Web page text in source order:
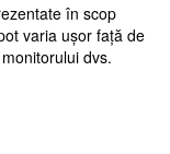
în scop
varia ușor față de
dvs.